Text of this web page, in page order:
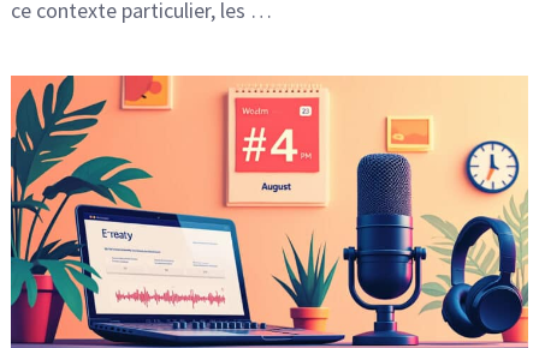
ce contexte particulier, les …